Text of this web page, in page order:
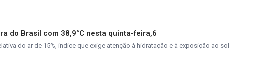
do Brasil com 38,9°C nesta quinta-feira,6
do ar de 15%, índice que exige atenção à hidratação e à exposição ao sol